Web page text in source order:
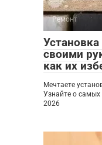
Ремонт
своими
как их
Мечтаете
Узнайте о
2026